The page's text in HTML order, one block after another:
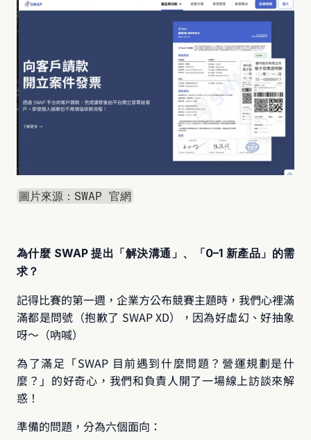
圖片來源：SWAP 官網
為什麼 SWAP 提出「解決溝通」、「0–1 新產品」的需
求？
記得比賽的第一週，企業方公布競賽主題時，我們心裡滿
滿都是問號（抱歉了 SWAP XD），因為好虛幻、好抽象
呀～（吶喊）
為了滿足「SWAP 目前遇到什麼問題？營運規劃是什
麼？」的好奇心，我們和負責人開了一場線上訪談來解
惑！
準備的問題，分為六個面向：